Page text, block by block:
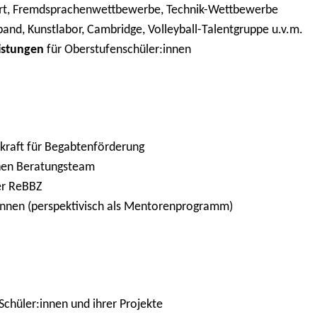
Fremdsprachenwettbewerbe, Technik-Wettbewerbe
Kunstlabor, Cambridge, Volleyball-Talentgruppe u.v.m.
für Oberstufenschüler:innen
für Begabtenförderung
Beratungsteam
ReBBZ
(perspektivisch als Mentorenprogramm)
und ihrer Projekte